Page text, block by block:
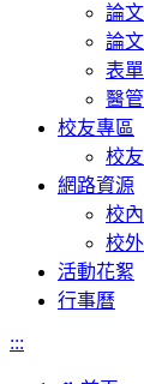
論
論
表
醫
校友專區
校
網路資源
校
校
活動花絮
行事曆
:::